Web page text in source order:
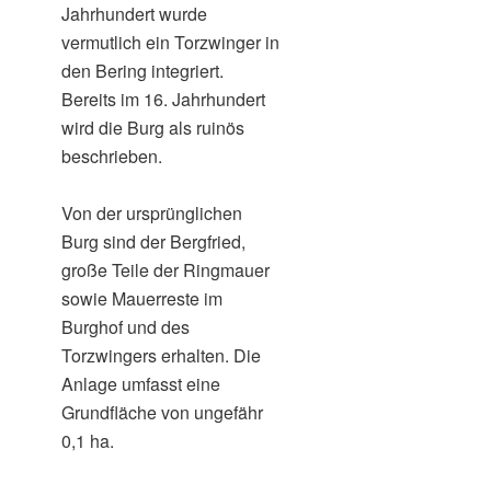
Jahrhundert wurde
vermutlich ein Torzwinger in
den Bering integriert.
Bereits im 16. Jahrhundert
wird die Burg als ruinös
beschrieben.
Von der ursprünglichen
Burg sind der Bergfried,
große Teile der Ringmauer
sowie Mauerreste im
Burghof und des
Torzwingers erhalten. Die
Anlage umfasst eine
Grundfläche von ungefähr
0,1 ha.